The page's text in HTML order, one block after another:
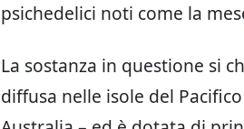
psichedelici noti come la
La sostanza in questione si
diffusa nelle isole del